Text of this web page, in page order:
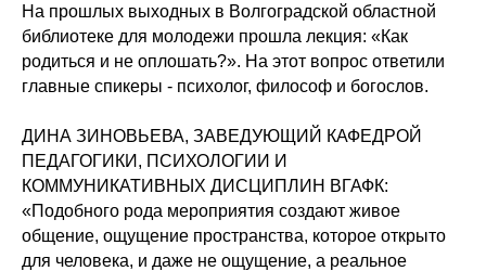
На прошлых выходных в Волгоградской областной
библиотеке для молодежи прошла лекция: «Как
родиться и не оплошать?». На этот вопрос ответили
главные спикеры - психолог, философ и богослов.
ДИНА ЗИНОВЬЕВА, ЗАВЕДУЮЩИЙ КАФЕДРОЙ
ПЕДАГОГИКИ, ПСИХОЛОГИИ И
КОММУНИКАТИВНЫХ ДИСЦИПЛИН ВГАФК:
«Подобного рода мероприятия создают живое
общение, ощущение пространства, которое открыто
для человека, и даже не ощущение, а реальное